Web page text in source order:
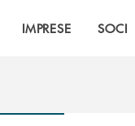
IMPRESE SOCI